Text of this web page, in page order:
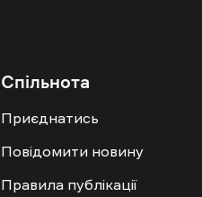
Спільнота
Приєднатись
Повідомити новину
Правила публікації